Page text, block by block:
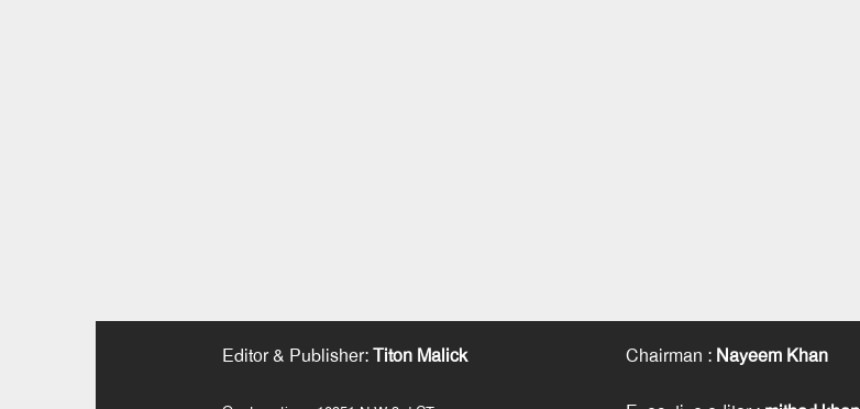
Editor & Publisher:Titon Malick Chairman : Nayeem Khan